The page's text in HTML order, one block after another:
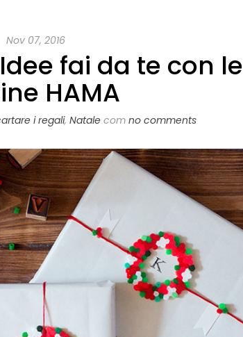
Nov 07, 2016
fai da te con le
HAMA
i regali, Natalecom no comments